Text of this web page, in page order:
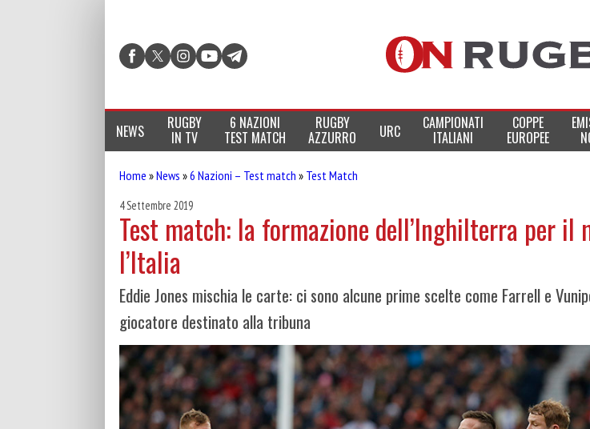
NEWS RUGBY
IN TV
6 NAZIONI
TEST MATCH
RUGBY
AZZURRO URC CAMPIONATI
ITALIANI
COPPE
EUROPEE
Home »News »6 Nazioni – Test match » Test Match
4 Settembre 2019
Test match: la formazione dell’Inghilterra per il
l’Italia
Eddie Jones mischia le carte: ci sono alcune prime scelte come Farrell e
giocatore destinato alla tribuna